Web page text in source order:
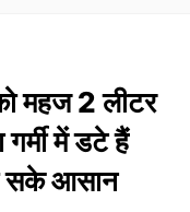
महज 2 लीटर
में डटे हैं
सके आसान